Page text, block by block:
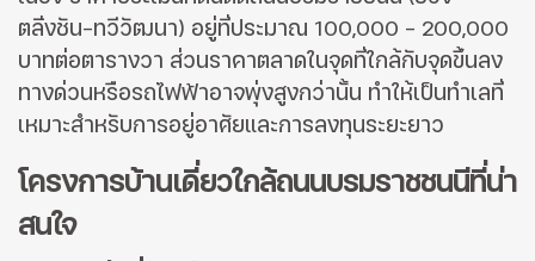
ตลิ่งชัน-ทวีวัฒนา) อยู่ที่ประมาณ 100,000 - 200,000
บาทต่อตารางวา ส่วนราคาตลาดในจุดที่ใกล้กับจุดขึ้นลง
ทางด่วนหรือรถไฟฟ้าอาจพุ่งสูงกว่านั้น ทำให้เป็นทำเลที่
เหมาะสำหรับการอยู่อาศัยและการลงทุนระยะยาว
โครงการบ้านเดี่ยวใกล้ถนนบรมราชชนนีที่น่า
สนใจ